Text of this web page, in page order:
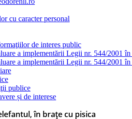
cu caracter personal
de interes public
a implementării Legii nr. 544/2001
a implementării Legii nr. 544/2001
publice
și de interese
în brațe cu pisica